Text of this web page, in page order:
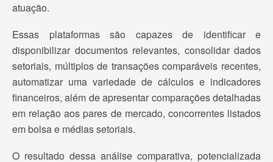
atuação.
Essas plataformas são capazes de identificar e
disponibilizar documentos relevantes, consolidar dados
setoriais, múltiplos de transações comparáveis recentes,
automatizar uma variedade de cálculos e indicadores
financeiros, além de apresentar comparações detalhadas
em relação aos pares de mercado, concorrentes listados
em bolsa e médias setoriais.
O resultado dessa análise comparativa, potencializada